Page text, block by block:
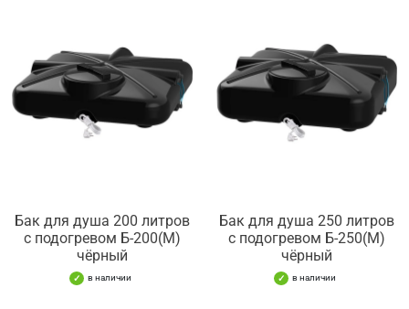
Бак для душа 200 литров
с подогревом Б-200(М)
чёрный
в наличии
Бак для душа 250 литров
с подогревом Б-250(М)
чёрный
в наличии